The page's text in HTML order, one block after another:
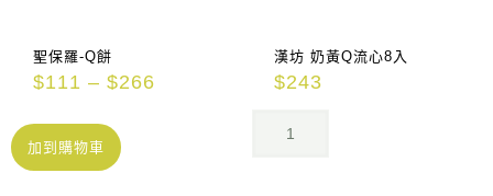
聖保羅-Q餅
$111 – $266
加到購物車
漢坊 奶黃Q流心8入
$243